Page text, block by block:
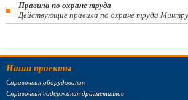
Правила по охране труда
Действующие правила по охране труда
Наши проекты
Справочник оборудования
Справочник содержания драгметаллов